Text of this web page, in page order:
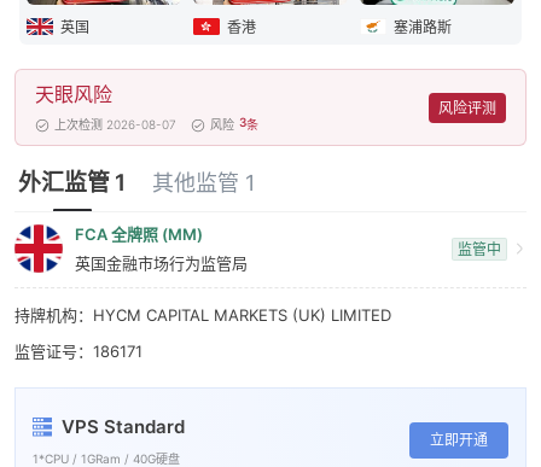
英国 香港 塞浦路斯
天眼风险
上次检测 2026-08-07 风险 3条
风险评测
外汇监管 1 其他监管 1
FCA 全牌照 (MM)
英国金融市场行为监管局
监管中
持牌机构：HYCM CAPITAL MARKETS (UK) LIMITED
监管证号：186171
VPS Standard
1*CPU / 1GRam / 40G硬盘
立即开通